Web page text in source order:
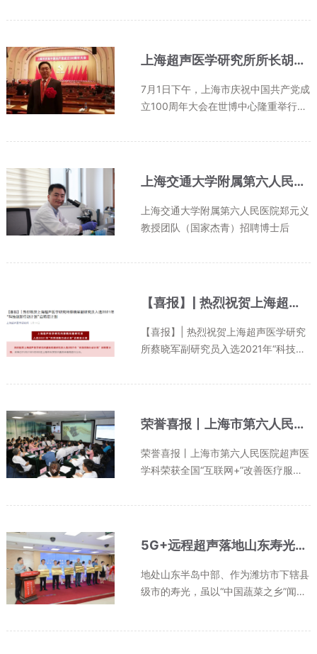
票通过当选首届上海市医师协会超声医
长谭鸣、秘书长田红、黄娟副秘书...上海超声医学研究所所长胡兵教授荣获“上海市优秀共产党员”称号
7月1日下午，上海市庆祝中国共产党成
立100周年大会在世博中心隆重举行。
党务工作者和先进基层党组织进行了表
声学学会副理事长兼医学超声主委胡...
上海交通大学附属第六人民医院郑元义教授团队（国家杰青）招聘博士后
上海交通大学附属第六人民医院郑元义
教授团队（国家杰青）招聘博士后
【喜报】| 热烈祝贺上海超声医学研究所蔡晓军副研究员入选2021年“科技创新行动计划”启明星计划
【喜报】| 热烈祝贺上海超声医学研究
所蔡晓军副研究员入选2021年“科技创
荣誉喜报丨上海市第六人民医院超声医学科荣获全国“互联网+”改善医疗服务先进典型科室！
荣誉喜报丨上海市第六人民医院超声医
学科荣获全国“互联网+”改善医疗服务
5G+远程超声落地山东寿光！上海专家跨越千里赋能基层，家门口直通优质医疗
地处山东半岛中部、作为潍坊市下辖县
级市的寿光，虽以“中国蔬菜之乡”闻名